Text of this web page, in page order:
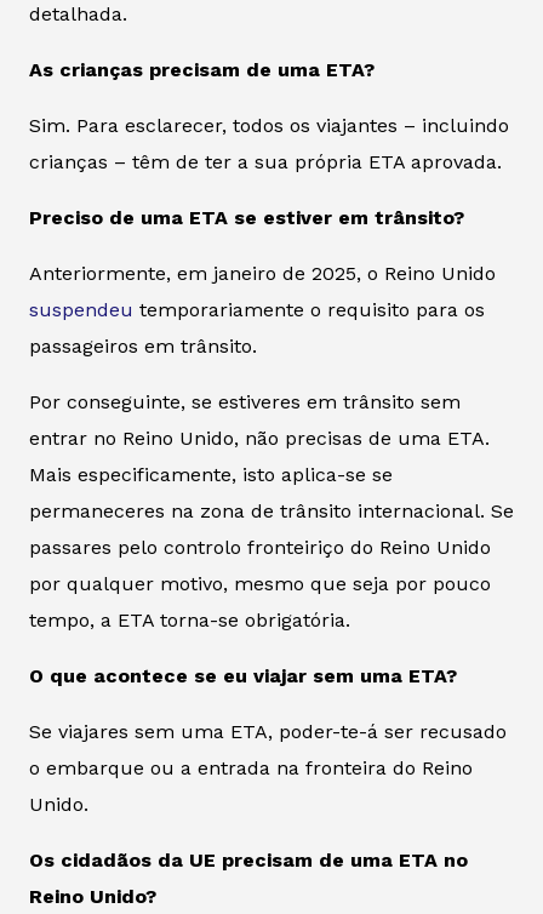
detalhada.
As crianças precisam de uma ETA?
Sim. Para esclarecer, todos os viajantes – incluindo
crianças – têm de ter a sua própria ETA aprovada.
Preciso de uma ETA se estiver em trânsito?
Anteriormente, em janeiro de 2025, o Reino Unido
suspendeu temporariamente o requisito para os
passageiros em trânsito.
Por conseguinte, se estiveres em trânsito sem
entrar no Reino Unido, não precisas de uma ETA.
Mais especificamente, isto aplica-se se
permaneceres na zona de trânsito internacional. Se
passares pelo controlo fronteiriço do Reino Unido
por qualquer motivo, mesmo que seja por pouco
tempo, a ETA torna-se obrigatória.
O que acontece se eu viajar sem uma ETA?
Se viajares sem uma ETA, poder-te-á ser recusado
o embarque ou a entrada na fronteira do Reino
Unido.
Os cidadãos da UE precisam de uma ETA no
Reino Unido?